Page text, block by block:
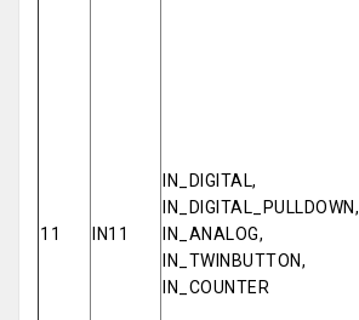
11 IN11
IN_DIGITAL,
IN_DIGITAL_PULLDOWN,
IN_ANALOG,
IN_TWINBUTTON,
IN_COUNTER